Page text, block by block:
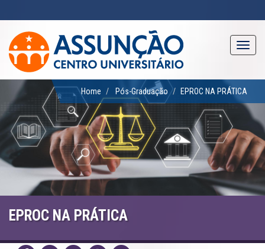
conteúdo
principal
Home Pós-Graduação EPROC NA PRÁTICA
EPROC NA PRÁTICA